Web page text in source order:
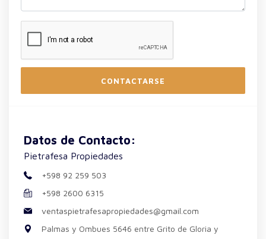
CONTACTARSE
Datos de Contacto:
Pietrafesa Propiedades
+598 92 259 503
+598 2600 6315
ventaspietrafesapropiedades@gmail.com
Palmas y Ombues 5646 entre Grito de Gloria y